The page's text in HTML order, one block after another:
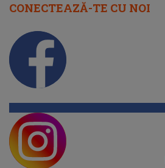
CONECTEAZĂ-TE CU NOI